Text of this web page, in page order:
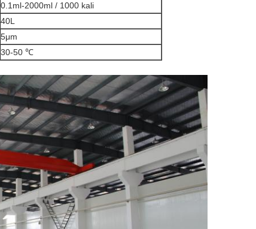
0.1ml-2000ml / 1000 kali
40L
5μm
30-50 ℃